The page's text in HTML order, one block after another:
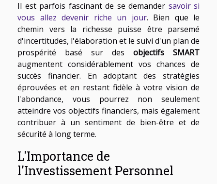
Il est parfois fascinant de se demander savoir si
vous allez devenir riche un jour. Bien que le
chemin vers la richesse puisse être parsemé
d'incertitudes, l'élaboration et le suivi d'un plan de
prospérité basé sur des objectifs SMART
augmentent considérablement vos chances de
succès financier. En adoptant des stratégies
éprouvées et en restant fidèle à votre vision de
l'abondance, vous pourrez non seulement
atteindre vos objectifs financiers, mais également
contribuer à un sentiment de bien-être et de
sécurité à long terme.
L'Importance de
l'Investissement Personnel